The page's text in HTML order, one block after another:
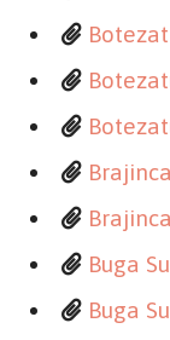
Buga
Buga